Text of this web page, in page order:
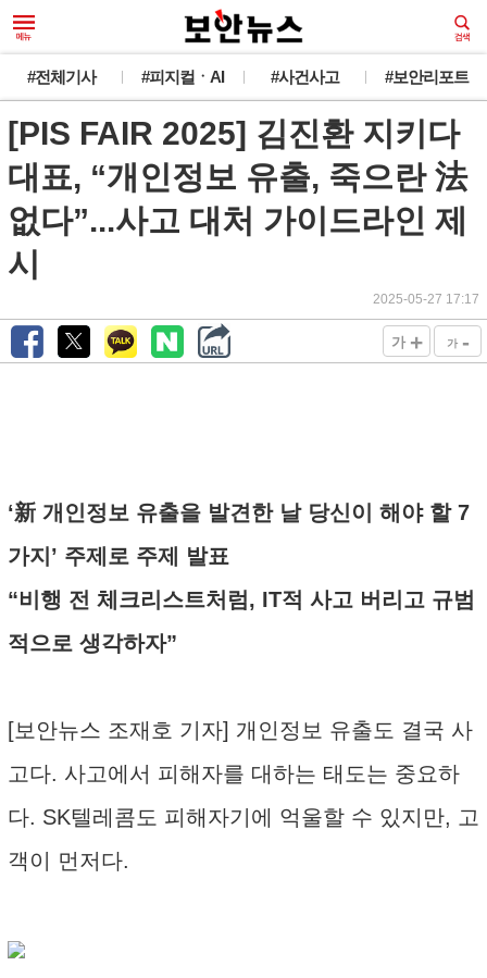
#전체기사 #피지컬ㆍAI #사건사고 #보안리포트
[PIS FAIR 2025] 김진환 지키다
대표, “개인정보 유출, 죽으란 法
없다”...사고 대처 가이드라인 제
시
2025-05-27 17:17
가 + 가 -
‘新 개인정보 유출을 발견한 날 당신이 해야 할 7
가지’ 주제로 주제 발표
“비행 전 체크리스트처럼, IT적 사고 버리고 규범
적으로 생각하자”
[보안뉴스 조재호 기자] 개인정보 유출도 결국 사
고다. 사고에서 피해자를 대하는 태도는 중요하
다. SK텔레콤도 피해자기에 억울할 수 있지만, 고
객이 먼저다.